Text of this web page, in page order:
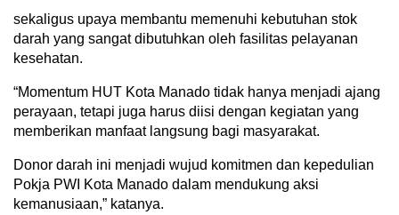
sekaligus upaya membantu memenuhi kebutuhan stok
darah yang sangat dibutuhkan oleh fasilitas pelayanan
kesehatan.
“Momentum HUT Kota Manado tidak hanya menjadi ajang
perayaan, tetapi juga harus diisi dengan kegiatan yang
memberikan manfaat langsung bagi masyarakat.
Donor darah ini menjadi wujud komitmen dan kepedulian
Pokja PWI Kota Manado dalam mendukung aksi
kemanusiaan,” katanya.